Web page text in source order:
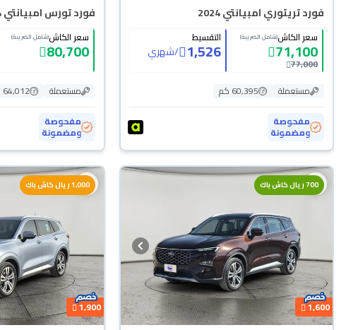
فورد تريتوري امبيانتي 2024
سعر الكاش(شامل الضريبة)
71,100
77,000
التقسيط
1,526
/شهري
مستعملة
60,395 كم
مفحوصة
ومضمونة
فورد تورس امبيانتي 2024
سعر الكاش(شامل الضريبة)
80,700
مستعملة
64,012 كم
مفحوصة
ومضمونة
700 ريال كاش باك
1,600
1,000 ريال كاش باك
1,900